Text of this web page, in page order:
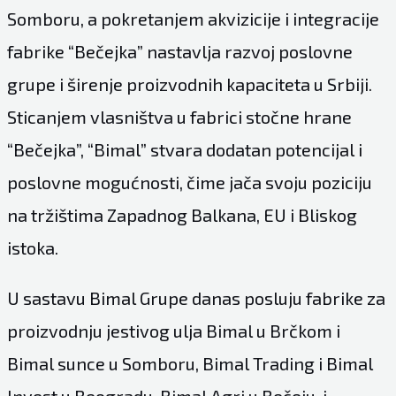
Somboru, a pokretanjem akvizicije i integracije
fabrike “Bečejka” nastavlja razvoj poslovne
grupe i širenje proizvodnih kapaciteta u Srbiji.
Sticanjem vlasništva u fabrici stočne hrane
“Bečejka”, “Bimal” stvara dodatan potencijal i
poslovne mogućnosti, čime jača svoju poziciju
na tržištima Zapadnog Balkana, EU i Bliskog
istoka.
U sastavu Bimal Grupe danas posluju fabrike za
proizvodnju jestivog ulja Bimal u Brčkom i
Bimal sunce u Somboru, Bimal Trading i Bimal